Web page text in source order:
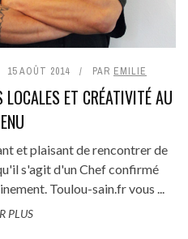
15 AOÛT 2014 PAR EMILIE
ET CRÉATIVITÉ AU
et plaisant de rencontrer de
s'agit d'un Chef confirmé
Toulou-sain.fr vous ...
PLUS